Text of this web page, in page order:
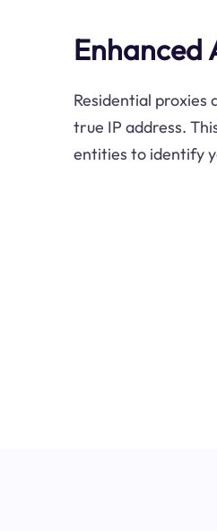
Enhanced
Residential proxies
true IP address.
entities to identify